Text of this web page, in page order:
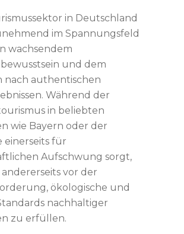
in Deutschland
im Spannungsfeld
wachsendem
und dem
nach authentischen
Während der
in beliebten
wie Bayern oder der
einerseits für
Aufschwung sorgt,
vor der
ökologische und
nachhaltiger
zu erfüllen.